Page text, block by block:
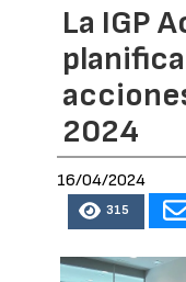
La IGP
2024
16/04/2024
315